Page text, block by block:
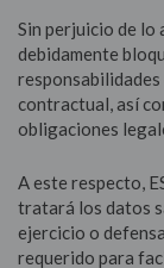
Sin perjuicio de lo
debidamente
contractual, así
obligaciones
A este respecto,
tratará los datos
ejercicio o
requerido para